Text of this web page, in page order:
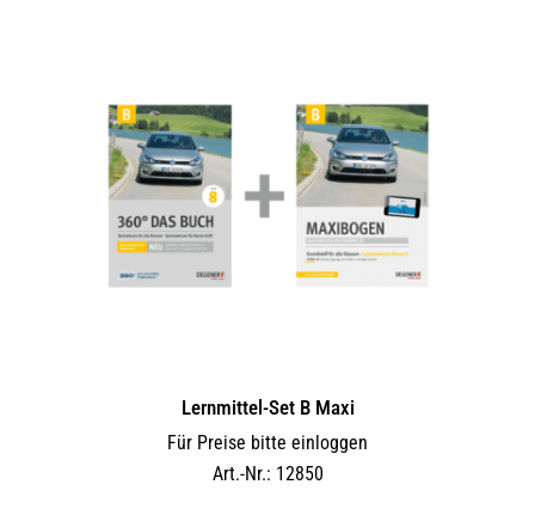
Lernmittel-Set B Maxi
Für Preise bitte einloggen
Art.-Nr.: 12850